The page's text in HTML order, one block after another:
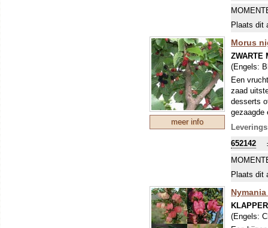
tussen
Plaats dit
meer info
Morus
ZWARTE
(Engels:
Een
zaad
desserts
gezaagde
(fertiel =
als
Uit zaden
behaarde
652142
Plaats dit
(Engels: